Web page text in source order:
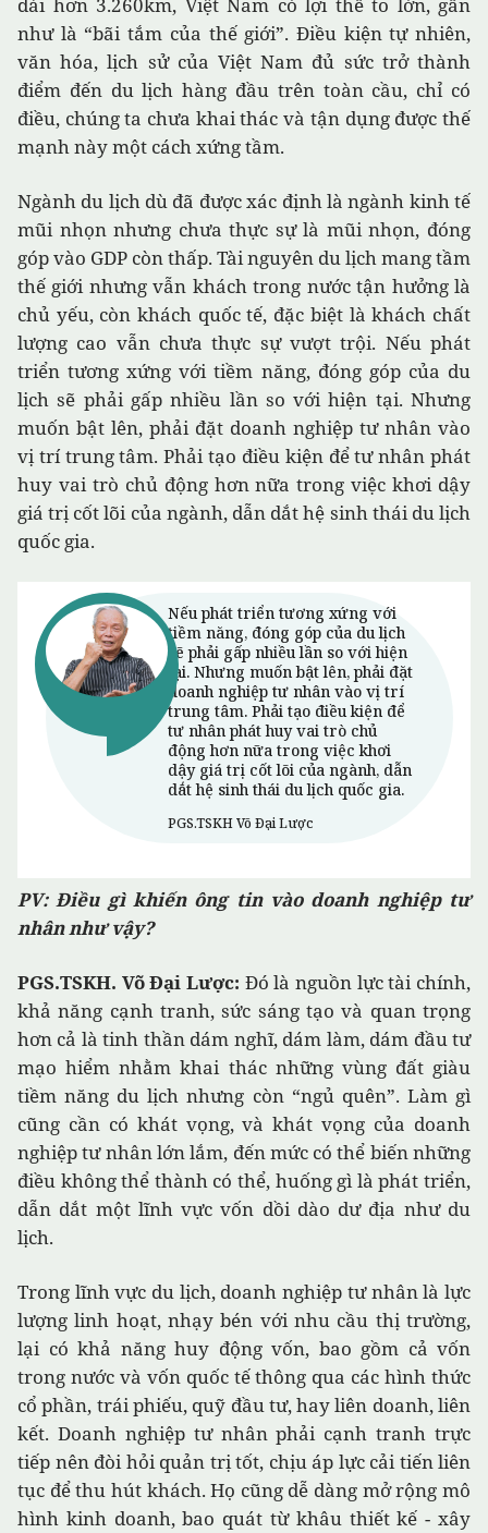
dài hơn 3.260km, Việt Nam có lợi thế to lớn, gần
như là “bãi tắm của thế giới”. Điều kiện tự nhiên,
văn hóa, lịch sử của Việt Nam đủ sức trở thành
điểm đến du lịch hàng đầu trên toàn cầu, chỉ có
điều, chúng ta chưa khai thác và tận dụng được thế
mạnh này một cách xứng tầm.
Ngành du lịch dù đã được xác định là ngành kinh tế
mũi nhọn nhưng chưa thực sự là mũi nhọn, đóng
góp vào GDP còn thấp. Tài nguyên du lịch mang tầm
thế giới nhưng vẫn khách trong nước tận hưởng là
chủ yếu, còn khách quốc tế, đặc biệt là khách chất
lượng cao vẫn chưa thực sự vượt trội. Nếu phát
triển tương xứng với tiềm năng, đóng góp của du
lịch sẽ phải gấp nhiều lần so với hiện tại. Nhưng
muốn bật lên, phải đặt doanh nghiệp tư nhân vào
vị trí trung tâm. Phải tạo điều kiện để tư nhân phát
huy vai trò chủ động hơn nữa trong việc khơi dậy
giá trị cốt lõi của ngành, dẫn dắt hệ sinh thái du lịch
quốc gia.
PV: Điều gì khiến ông tin vào doanh nghiệp tư
nhân như vậy?
PGS.TSKH. Võ Đại Lược: Đó là nguồn lực tài chính,
khả năng cạnh tranh, sức sáng tạo và quan trọng
hơn cả là tinh thần dám nghĩ, dám làm, dám đầu tư
mạo hiểm nhằm khai thác những vùng đất giàu
tiềm năng du lịch nhưng còn “ngủ quên”. Làm gì
cũng cần có khát vọng, và khát vọng của doanh
nghiệp tư nhân lớn lắm, đến mức có thể biến những
điều không thể thành có thể, huống gì là phát triển,
dẫn dắt một lĩnh vực vốn dồi dào dư địa như du
lịch.
Trong lĩnh vực du lịch, doanh nghiệp tư nhân là lực
lượng linh hoạt, nhạy bén với nhu cầu thị trường,
lại có khả năng huy động vốn, bao gồm cả vốn
trong nước và vốn quốc tế thông qua các hình thức
cổ phần, trái phiếu, quỹ đầu tư, hay liên doanh, liên
kết. Doanh nghiệp tư nhân phải cạnh tranh trực
tiếp nên đòi hỏi quản trị tốt, chịu áp lực cải tiến liên
tục để thu hút khách. Họ cũng dễ dàng mở rộng mô
hình kinh doanh, bao quát từ khâu thiết kế - xây